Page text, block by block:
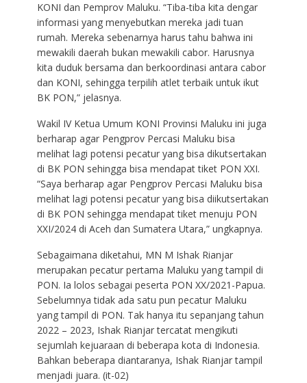
KONI dan Pemprov Maluku. “Tiba-tiba kita dengar
informasi yang menyebutkan mereka jadi tuan
rumah. Mereka sebenarnya harus tahu bahwa ini
mewakili daerah bukan mewakili cabor. Harusnya
kita duduk bersama dan berkoordinasi antara cabor
dan KONI, sehingga terpilih atlet terbaik untuk ikut
BK PON,” jelasnya.
Wakil IV Ketua Umum KONI Provinsi Maluku ini juga
berharap agar Pengprov Percasi Maluku bisa
melihat lagi potensi pecatur yang bisa dikutsertakan
di BK PON sehingga bisa mendapat tiket PON XXI.
“Saya berharap agar Pengprov Percasi Maluku bisa
melihat lagi potensi pecatur yang bisa diikutsertakan
di BK PON sehingga mendapat tiket menuju PON
XXI/2024 di Aceh dan Sumatera Utara,” ungkapnya.
Sebagaimana diketahui, MN M Ishak Rianjar
merupakan pecatur pertama Maluku yang tampil di
PON. Ia lolos sebagai peserta PON XX/2021-Papua.
Sebelumnya tidak ada satu pun pecatur Maluku
yang tampil di PON. Tak hanya itu sepanjang tahun
2022 – 2023, Ishak Rianjar tercatat mengikuti
sejumlah kejuaraan di beberapa kota di Indonesia.
Bahkan beberapa diantaranya, Ishak Rianjar tampil
menjadi juara. (it-02)